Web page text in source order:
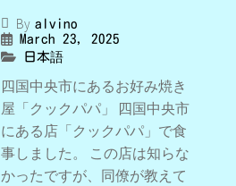
By alvino
March 23, 2025
日本語
四国中央市にあるお好み焼き
屋「クックパパ」 四国中央市
にある店「クックパパ」で食
事しました。 この店は知らな
かったですが、同僚が教えて